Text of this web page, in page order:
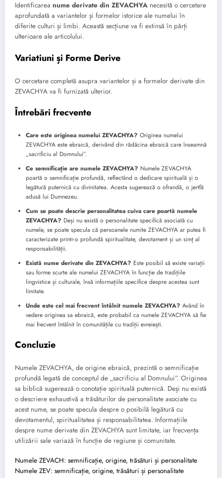
Identificarea nume derivate din ZEVACHYA necesită o cercetare
aprofundată a variantelor și formelor istorice ale numelui în
diferite culturi și limbi. Această secțiune va fi extinsă în părți
ulterioare ale articolului.
Variatiuni și Forme Derive
O cercetare completă asupra variantelor și a formelor derivate din
ZEVACHYA va fi furnizată ulterior.
Întrebări frecvente
Care este originea numelui ZEVACHYA? Originea numelui
ZEVACHYA este ebraică, derivând din rădăcina ebraică care înseamnă
„sacrificiu al Domnului”.
Ce semnificație are numele ZEVACHYA? Numele ZEVACHYA
poartă o semnificație profundă, reflectând o dedicare spirituală și o
legătură puternică cu divinitatea. Acesta sugerează o ofrandă, o jertfă
adusă lui Dumnezeu.
Cum se poate descrie personalitatea cuiva care poartă numele
ZEVACHYA? Deși nu există o personalitate specifică asociată cu
numele, se poate specula că persoanele numite ZEVACHYA ar putea fi
caracterizate printr-o profundă spiritualitate, devotament și un simț al
responsabilității.
Există nume derivate din ZEVACHYA? Este posibil să existe variații
sau forme scurte ale numelui ZEVACHYA în funcție de tradițiile
lingvistice și culturale, însă informațiile specifice despre acestea sunt
limitate.
Unde este cel mai frecvent întâlnit numele ZEVACHYA? Având în
vedere originea sa ebraică, este probabil ca numele ZEVACHYA să fie
mai frecvent întâlnit în comunitățile cu tradiții evreiești.
Concluzie
Numele ZEVACHYA, de origine ebraică, prezintă o semnificație
profundă legată de conceptul de „sacrificiu al Domnului”. Originea
sa biblică sugerează o conotație spirituală puternică. Deși nu există
o descriere exhaustivă a trăsăturilor de personalitate asociate cu
acest nume, se poate specula despre o posibilă legătură cu
devotamentul, spiritualitatea și responsabilitatea. Informațiile
despre nume derivate din ZEVACHYA sunt limitate, iar frecvența
utilizării sale variază în funcție de regiune și comunitate.
Numele ZEVACH: semnificație, origine, trăsături și personalitate
Numele ZEV: semnificație, origine, trăsături și personalitate